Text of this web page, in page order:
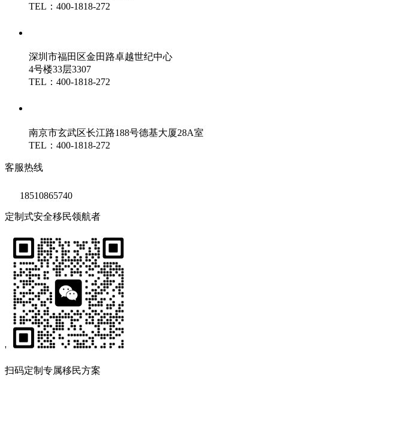
TEL：400-1818-272
深圳市福田区金田路卓越世纪中心
4号楼33层3307
TEL：400-1818-272
南京市玄武区长江路188号德基大厦28A室
TEL：400-1818-272
客服热线
18510865740
定制式安全移民领航者
'
扫码定制专属移民方案